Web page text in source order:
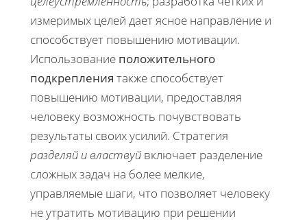
измеримых целей дает ясное направление и
способствует повышению мотивации.
Использование положительного
подкрепления также способствует
повышению мотивации, предоставляя
человеку возможность почувствовать
результаты своих усилий. Стратегия
разделяй и властвуй включает разделение
сложных задач на более мелкие,
управляемые шаги, что позволяет человеку
не утратить мотивацию при решении